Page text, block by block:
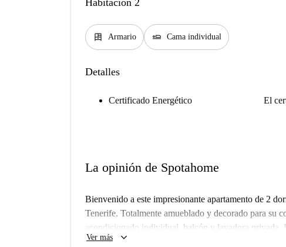
Habitación 2
dresser Armario airline_seat_flat Cama individual
Detalles
Certificado Energético El
La opinión de Spotahome
Bienvenido a este impresionante apartamento de 2
Tenerife. Totalmente amueblado y decorado para su
acondicionado individual, balcón y lavadora privada.
completo entretenimiento con televisión. El
Ver más keyboard_arrow_down